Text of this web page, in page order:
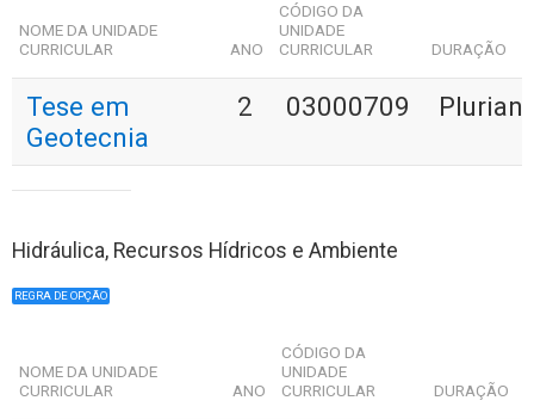
NOME DA UNIDADE
CURRICULAR
ANO
CÓDIGO DA
UNIDADE
CURRICULAR
DURAÇÃO
Tese em
Geotecnia
2 03000709
Hidráulica, Recursos Hídricos e Ambiente
REGRA DE OPÇÃO
NOME DA UNIDADE
CURRICULAR
ANO
CÓDIGO DA
UNIDADE
CURRICULAR
DURAÇÃO